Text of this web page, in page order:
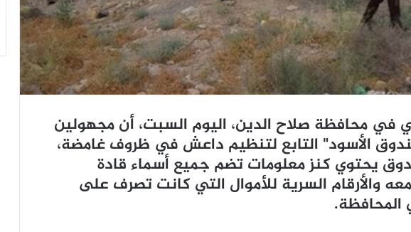
في محافظة صلاح الدين، اليوم السبت، أن مجهولين
الأسود" التابع لتنظيم داعش في ظروف غامضة،
يحتوي كنز معلومات تضم جميع أسماء قادة
والأرقام السرية للأموال التي كانت تصرف على
المحافظة.